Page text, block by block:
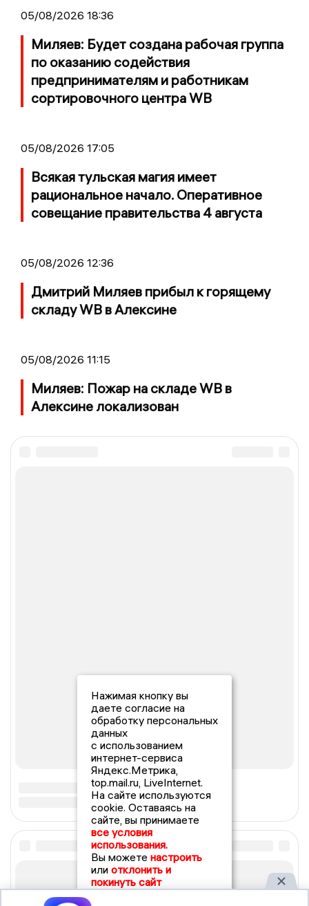
05/08/2026 18:36
Миляев: Будет создана рабочая группа
по оказанию содействия
предпринимателям и работникам
сортировочного центра WB
05/08/2026 17:05
Всякая тульская магия имеет
рациональное начало. Оперативное
совещание правительства 4 августа
05/08/2026 12:36
Дмитрий Миляев прибыл к горящему
складу WB в Алексине
05/08/2026 11:15
Миляев: Пожар на складе WB в
Алексине локализован
Нажимая кнопку вы
даете согласие на
обработку персональных
данных
с использованием
интернет-сервиса
Яндекс.Метрика,
top.mail.ru, LiveInternet.
На сайте используются
cookie. Оставаясь на
сайте, вы принимаете
все условия
использования.
Вы можете настроить
или отклонить и
покинуть сайт